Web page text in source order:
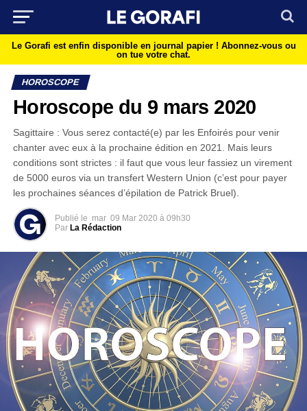
Le Gorafi est enfin disponible en journal papier ! Abonnez-vous ou
on tue votre chat.
HOROSCOPE
Horoscope du 9 mars 2020
Sagittaire : Vous serez contacté(e) par les Enfoirés pour venir
chanter avec eux à la prochaine édition en 2021. Mais leurs
conditions sont strictes : il faut que vous leur fassiez un virement
de 5000 euros via un transfert Western Union (c’est pour payer
les prochaines séances d’épilation de Patrick Bruel).
Publié le mar 09 Mar 2020 à 09h30
Par La Rédaction